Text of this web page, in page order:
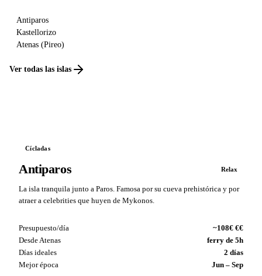
Antiparos
Kastellorizo
Atenas (Pireo)
Ver todas las islas
Cícladas
Antiparos Relax
La isla tranquila junto a Paros. Famosa por su cueva prehistórica y por
atraer a celebrities que huyen de Mykonos.
Presupuesto/día
~108€ €€
Desde Atenas
ferry de 5h
Días ideales
2 días
Mejor época
Jun – Sep